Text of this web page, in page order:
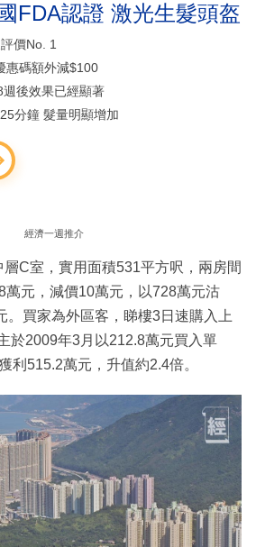
FDA認證 激光生髮頭盔
價No. 1
惠碼額外減$100
後效果已經顯著
分鐘 髮量明顯增加
經濟一週推介
C室，實用面積531平方呎，兩房間
萬元，減價10萬元，以728萬元沽
。買家為外區客，睇樓3日速購入上
於2009年3月以212.8萬元買入單
利515.2萬元，升值約2.4倍。